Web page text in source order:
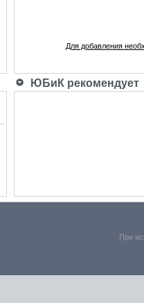
Для добавления
ЮБиК рекомендует
При